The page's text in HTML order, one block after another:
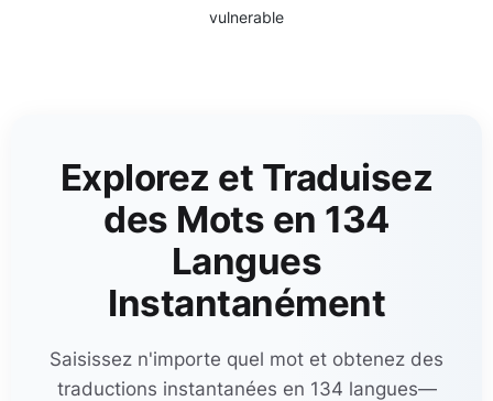
vulnerable
Explorez et Traduisez
des Mots en 134
Langues
Instantanément
Saisissez n'importe quel mot et obtenez des
traductions instantanées en 134 langues—